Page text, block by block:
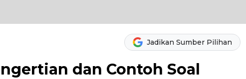
Jadikan Sumber Pilihan
dan Contoh Soal